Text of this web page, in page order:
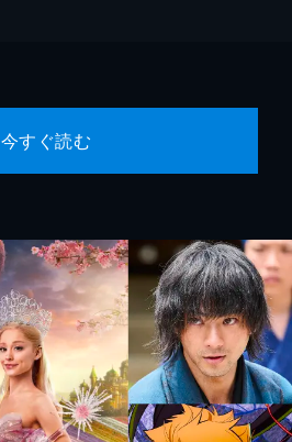
今すぐ読む